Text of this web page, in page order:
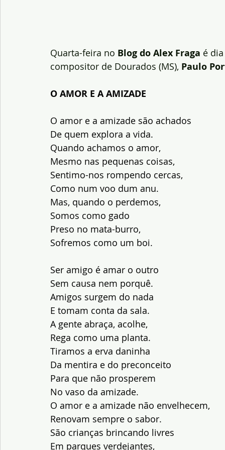
Quarta-feira no Blog do Alex Fraga é
compositor de Dourados (MS), Paulo
O AMOR E A AMIZADE
O amor e a amizade são achados
De quem explora a vida.
Quando achamos o amor,
Mesmo nas pequenas coisas,
Sentimo-nos rompendo cercas,
Como num voo dum anu.
Mas, quando o perdemos,
Somos como gado
Preso no mata-burro,
Sofremos como um boi.
Ser amigo é amar o outro
Sem causa nem porquê.
Amigos surgem do nada
E tomam conta da sala.
A gente abraça, acolhe,
Rega como uma planta.
Tiramos a erva daninha
Da mentira e do preconceito
Para que não prosperem
No vaso da amizade.
O amor e a amizade não envelhecem,
Renovam sempre o sabor.
São crianças brincando livres
Em parques verdejantes,